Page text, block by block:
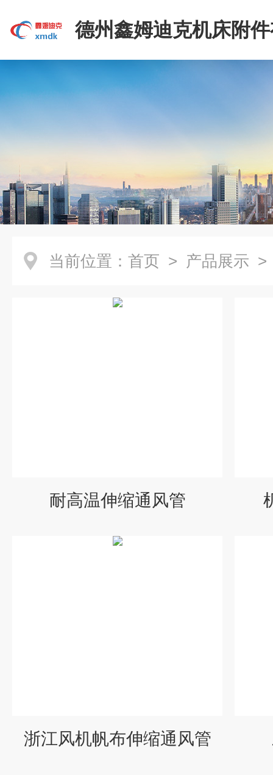
德州鑫姆迪克机床附
司
当前位置： 首页 > 产品展示
耐高温伸缩通风管
浙江风机帆布伸缩通风管